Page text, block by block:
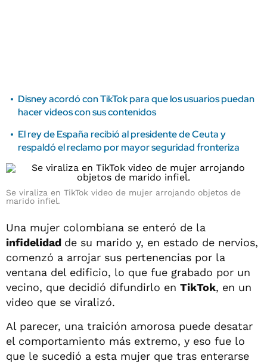
Disney acordó con TikTok para que los usuarios puedan
hacer videos con sus contenidos
El rey de España recibió al presidente de Ceuta y
respaldó el reclamo por mayor seguridad fronteriza
Se viraliza en TikTok video de mujer arrojando objetos de
marido infiel.
Una mujer colombiana se enteró de la
infidelidad de su marido y, en estado de nervios,
comenzó a arrojar sus pertenencias por la
ventana del edificio, lo que fue grabado por un
vecino, que decidió difundirlo en TikTok, en un
video que se viralizó.
Al parecer, una traición amorosa puede desatar
el comportamiento más extremo, y eso fue lo
que le sucedió a esta mujer que tras enterarse